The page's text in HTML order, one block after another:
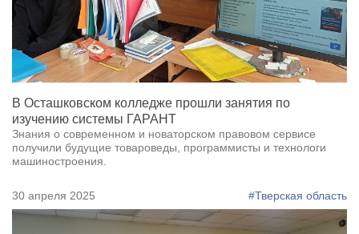
В Осташковском колледже прошли занятия по
изучению системы ГАРАНТ
Знания о современном и новаторском правовом сервисе
получили будущие товароведы, программисты и технологи
машиностроения.
30 апреля 2025 #Тверская область